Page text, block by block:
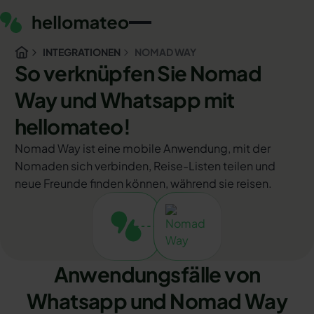
INTEGRATIONEN NOMAD WAY
So verknüpfen Sie Nomad
Way und Whatsapp mit
hellomateo!
Nomad Way ist eine mobile Anwendung, mit der
Nomaden sich verbinden, Reise-Listen teilen und
neue Freunde finden können, während sie reisen.
Anwendungsfälle von
Whatsapp und Nomad Way